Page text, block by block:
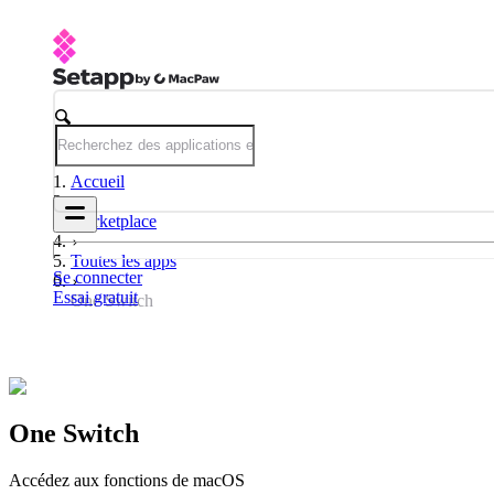
Se connecter
Essai gratuit
Accueil
Marketplace
Toutes les apps
One Switch
One Switch
Accédez aux fonctions de macOS